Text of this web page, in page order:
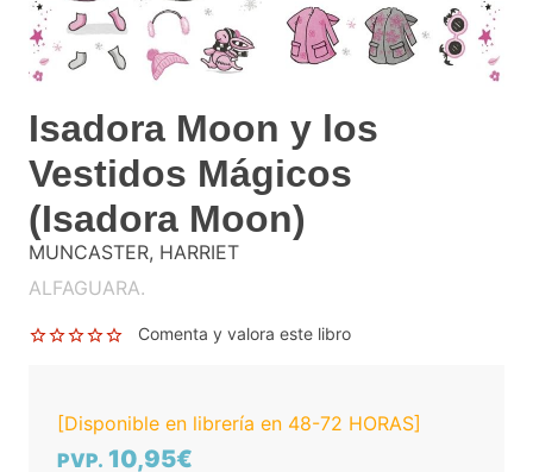
Isadora Moon y los
Vestidos Mágicos
(Isadora Moon)
MUNCASTER, HARRIET
ALFAGUARA.
Comenta y valora este libro
[Disponible en librería en 48-72 HORAS]
PVP. 10,95€